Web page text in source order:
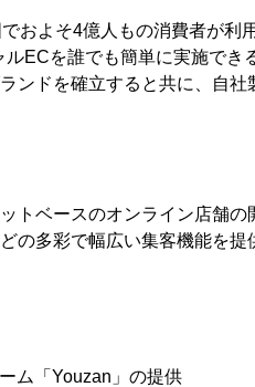
およそ4億人もの消費者が
ECを誰でも簡単に実施で
ンドを確立すると共に、自
トベースのオンライン店舗
の多彩で幅広い集客機能を提
ム「Youzan」の提供